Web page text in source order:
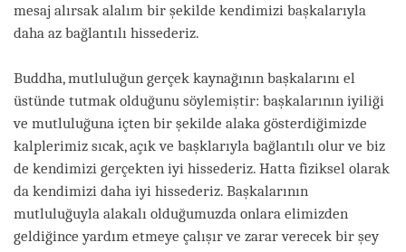
mesaj alırsak alalım bir şekilde kendimizi başkalarıyla
daha az bağlantılı hissederiz.
Buddha, mutluluğun gerçek kaynağının başkalarını el
üstünde tutmak olduğunu söylemiştir: başkalarının iyiliği
ve mutluluğuna içten bir şekilde alaka gösterdiğimizde
kalplerimiz sıcak, açık ve başklarıyla bağlantılı olur ve biz
de kendimizi gerçekten iyi hissederiz. Hatta fiziksel olarak
da kendimizi daha iyi hissederiz. Başkalarının
mutluluğuyla alakalı olduğumuzda onlara elimizden
geldiğince yardım etmeye çalışır ve zarar verecek bir şey